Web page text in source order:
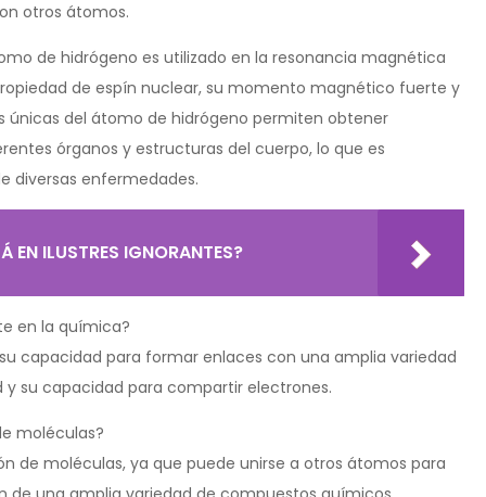
otros átomos.
de hidrógeno es utilizado en la resonancia magnética
de espín nuclear, su momento magnético fuerte y
únicas del átomo de hidrógeno permiten obtener
órganos y estructuras del cuerpo, lo que es
diversas enfermedades.
EN ILUSTRES IGNORANTES?
en la química?
capacidad para formar enlaces con una amplia variedad
su capacidad para compartir electrones.
moléculas?
de moléculas, ya que puede unirse a otros átomos para